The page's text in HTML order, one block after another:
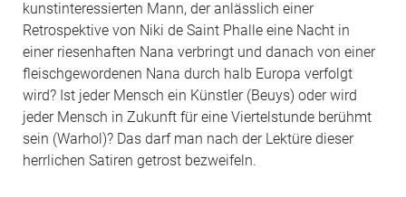
kunstinteressierten Mann, der anlässlich einer
Retrospektive von Niki de Saint Phalle eine Nacht in
einer riesenhaften Nana verbringt und danach von einer
fleischgewordenen Nana durch halb Europa verfolgt
wird? Ist jeder Mensch ein Künstler (Beuys) oder wird
jeder Mensch in Zukunft für eine Viertelstunde berühmt
sein (Warhol)? Das darf man nach der Lektüre dieser
herrlichen Satiren getrost bezweifeln.